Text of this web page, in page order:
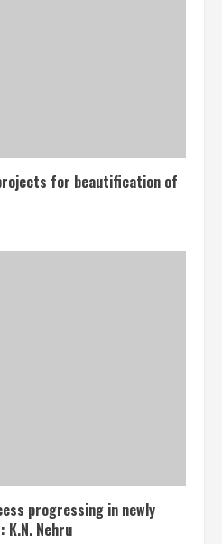
for beautification of
progressing in newly
K.N. Nehru